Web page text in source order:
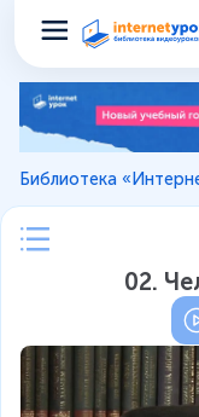
Библиотека
02.